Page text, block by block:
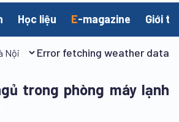
Học liệu E-magazine Giới
Error fetching weather data
trong phòng máy lạnh